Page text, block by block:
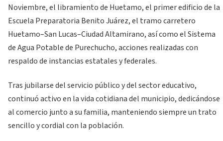
Noviembre, el libramiento de Huetamo, el primer edificio de la
Escuela Preparatoria Benito Juárez, el tramo carretero
Huetamo–San Lucas–Ciudad Altamirano, así como el Sistema
de Agua Potable de Purechucho, acciones realizadas con
respaldo de instancias estatales y federales.
Tras jubilarse del servicio público y del sector educativo,
continuó activo en la vida cotidiana del municipio, dedicándose
al comercio junto a su familia, manteniendo siempre un trato
sencillo y cordial con la población.